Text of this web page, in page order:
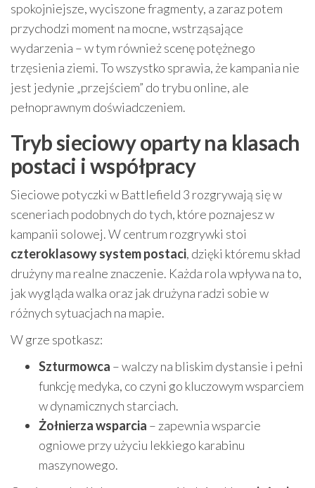
spokojniejsze, wyciszone fragmenty, a zaraz potem
przychodzi moment na mocne, wstrząsające
wydarzenia – w tym również scenę potężnego
trzęsienia ziemi. To wszystko sprawia, że kampania nie
jest jedynie „przejściem” do trybu online, ale
pełnoprawnym doświadczeniem.
Tryb sieciowy oparty na klasach
postaci i współpracy
Sieciowe potyczki w Battlefield 3 rozgrywają się w
sceneriach podobnych do tych, które poznajesz w
kampanii solowej. W centrum rozgrywki stoi
czteroklasowy system postaci, dzięki któremu skład
drużyny ma realne znaczenie. Każda rola wpływa na to,
jak wygląda walka oraz jak drużyna radzi sobie w
różnych sytuacjach na mapie.
W grze spotkasz:
Szturmowca – walczy na bliskim dystansie i pełni
funkcję medyka, co czyni go kluczowym wsparciem
w dynamicznych starciach.
Żołnierza wsparcia – zapewnia wsparcie
ogniowe przy użyciu lekkiego karabinu
maszynowego.